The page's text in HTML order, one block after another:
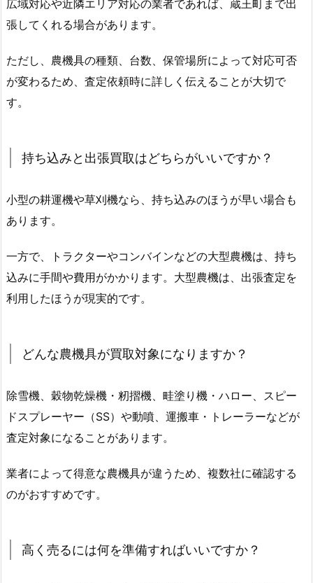
広域対応や近隣エリア対応の業者であれば、蔵王町まで出
張してくれる場合があります。
ただし、農機具の種類、台数、保管場所によって対応可否
が変わるため、査定依頼時に詳しく伝えることが大切で
す。
持ち込みと出張買取はどちらがいいですか？
小型の耕運機や草刈機なら、持ち込みのほうが早い場合も
あります。
一方で、トラクターやコンバインなどの大型農機は、持ち
込みに手間や費用がかかります。大型農機は、出張査定を
利用したほうが現実的です。
どんな農機具が買取対象になりますか？
除雪機、穀物乾燥機・籾摺機、畦塗り機・ハロー、スピー
ドスプレーヤー（SS）や動噴、運搬車・トレーラーなどが
査定対象になることがあります。
業者によって得意な農機具が違うため、複数社に確認する
のがおすすめです。
高く売るには何を準備すればいいですか？